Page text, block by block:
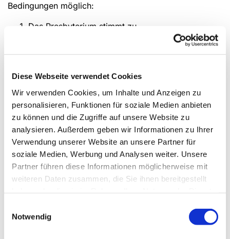
Diese Webseite verwendet Cookies
Wir verwenden Cookies, um Inhalte und Anzeigen zu
personalisieren, Funktionen für soziale Medien anbieten
zu können und die Zugriffe auf unsere Website zu
analysieren. Außerdem geben wir Informationen zu Ihrer
Verwendung unserer Website an unsere Partner für
soziale Medien, Werbung und Analysen weiter. Unsere
Partner führen diese Informationen möglicherweise mit
weiteren Daten zusammen, die Sie ihnen bereitgestellt
Notwendig
Bedingungen möglich:
Das Presbyterium stimmt zu.
An Stelle der Eltern werden evangelische
Christinnen und Christen benannt, die zuverlässig
Was ist bei der Taufe von Kindern zu
beachten, für die das Sorgerecht bei
beiden geschiedenen Elternteilen liegt?
Hier gelten die Bestimmungen des Bürgerlichen
Gesetzbuchs zum Sorgerecht. Also müssen beide
Elternteile gefragt werden und einverstanden sein. Eine
Taufe gegen den fehlenden Willen des zweiten
einer Taufe ist aber nicht freie Entscheidung des